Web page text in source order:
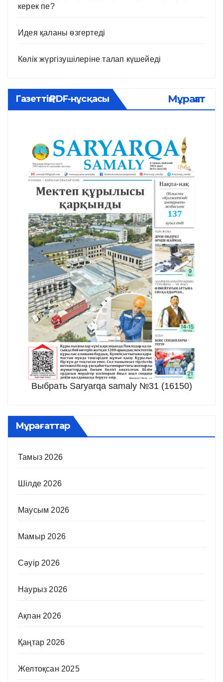
керек пе?
Идея қаланы өзгертеді
Көлік жүргізушілеріне талап күшейеді
Газеттің PDF-нұсқасы Мұрағат
Выбрать Saryarqa samaly №31 (16150)
Мұрағаттар
Тамыз 2026
Шілде 2026
Маусым 2026
Мамыр 2026
Сәуір 2026
Наурыз 2026
Ақпан 2026
Қаңтар 2026
Желтоқсан 2025